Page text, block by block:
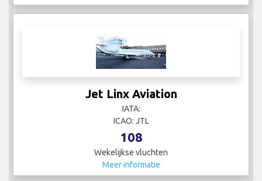
Jet Linx Aviation
IATA:
ICAO: JTL
108
Wekelijkse vluchten
Meer informatie